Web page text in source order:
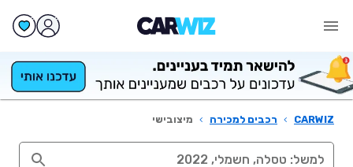
CARWIZ
› רכבים למכירה › מיצובישי